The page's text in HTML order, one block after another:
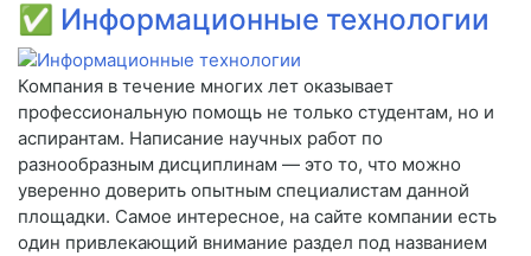
✅ Информационные технологии
Компания в течение многих лет оказывает
профессиональную помощь не только студентам, но и
аспирантам. Написание научных работ по
разнообразным дисциплинам — это то, что можно
уверенно доверить опытным специалистам данной
площадки. Самое интересное, на сайте компании есть
один привлекающий внимание раздел под названием